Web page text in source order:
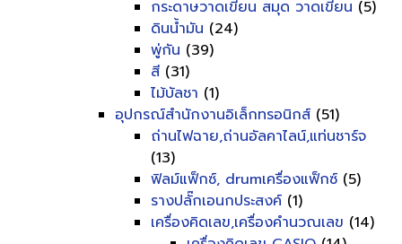
กระดาษวาดเขียน สมุด วาดเขียน (5)
ดินน้ำมัน (24)
พู่กัน (39)
สี (31)
ไม้บัลชา (1)
อุปกรณ์สำนักงานอิเล็กทรอนิกส์ (51)
ถ่านไฟฉาย,ถ่านอัลคาไลน์,แท่นชาร์จ
(13)
ฟิลม์แฟ็กซ์, drumเครื่องแฟ็กซ์ (5)
รางปลั๊กเอนกประสงค์ (1)
เครื่องคิดเลข,เครื่องคำนวณเลข (14)